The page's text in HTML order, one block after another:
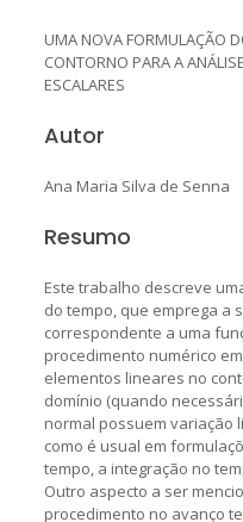
UMA NOVA FORMULAÇÃO
CONTORNO PARA A
ESCALARES
Autor
Ana Maria Silva de Senna
Resumo
Este trabalho descreve
do tempo, que emprega a
correspondente a uma
procedimento numérico
elementos lineares no
domínio (quando
normal possuem variação
como é usual em
tempo, a integração no
Outro aspecto a ser
procedimento no avanço